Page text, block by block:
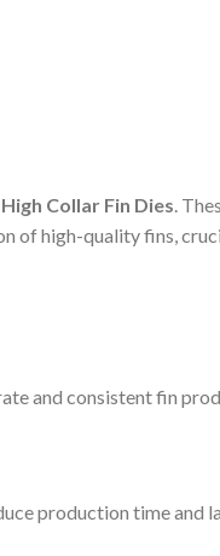
High Collar Fin Dies .
of high-quality fins,
and consistent fin
production time and